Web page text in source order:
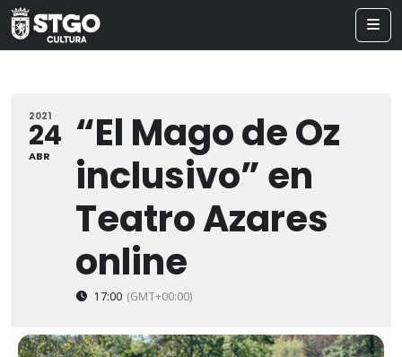
2021
24
ABR
“El Mago de Oz
inclusivo” en
Teatro Azares
online
17:00 (GMT+00:00)